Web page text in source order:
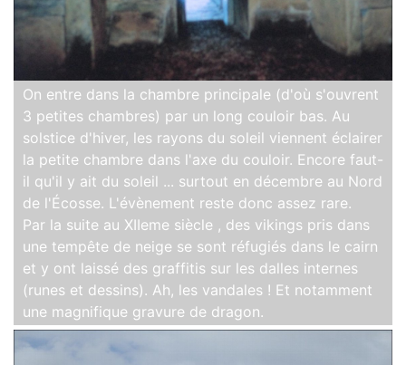
On entre dans la chambre principale (d'où s'ouvrent
3 petites chambres) par un long couloir bas. Au
solstice d'hiver, les rayons du soleil viennent éclairer
la petite chambre dans l'axe du couloir. Encore faut-
il qu'il y ait du soleil ... surtout en décembre au Nord
de l'Écosse. L'évènement reste donc assez rare.
Par la suite au XIIeme siècle , des vikings pris dans
une tempête de neige se sont réfugiés dans le cairn
et y ont laissé des graffitis sur les dalles internes
(runes et dessins). Ah, les vandales ! Et notamment
une magnifique gravure de dragon.